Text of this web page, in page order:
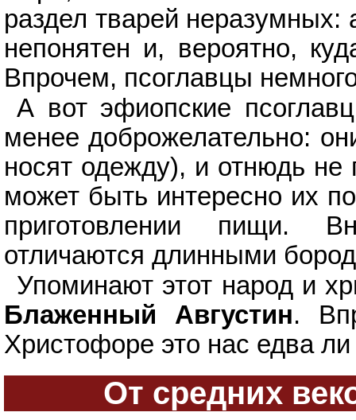
раздел тварей неразумных:
непонятен и, вероятно,
Впрочем, псоглавцы
А вот эфиопские
менее доброжелательно:
носят одежду), и отнюдь не
может быть интересно их
приготовлении пищи.
отличаются длинными
Упоминают этот народ и
Блаженный Августин.
Христофоре это нас едва ли
От средних